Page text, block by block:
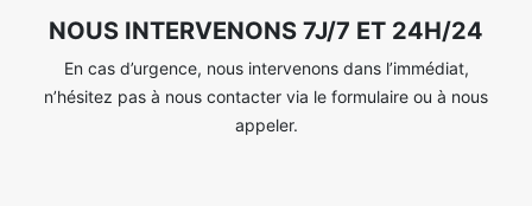
NOUS INTERVENONS 7J/7 ET 24H/24
En cas d’urgence, nous intervenons dans l’immédiat,
n’hésitez pas à nous contacter via le formulaire ou à nous
appeler.